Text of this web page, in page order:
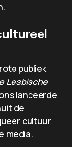
publiek
Lesbische
lanceerde
de
cultuur
media.